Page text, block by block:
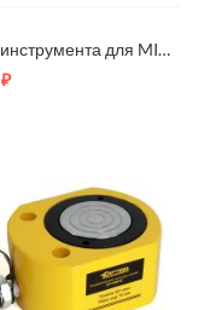
Набор инструмента для MINI N12 Car-Tool CT-B1300
₽